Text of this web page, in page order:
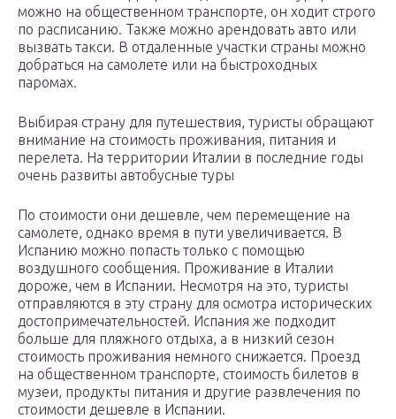
можно на общественном транспорте, он ходит строго
по расписанию. Также можно арендовать авто или
вызвать такси. В отдаленные участки страны можно
добраться на самолете или на быстроходных
паромах.
Выбирая страну для путешествия, туристы обращают
внимание на стоимость проживания, питания и
перелета. На территории Италии в последние годы
очень развиты автобусные туры
По стоимости они дешевле, чем перемещение на
самолете, однако время в пути увеличивается. В
Испанию можно попасть только с помощью
воздушного сообщения. Проживание в Италии
дороже, чем в Испании. Несмотря на это, туристы
отправляются в эту страну для осмотра исторических
достопримечательностей. Испания же подходит
больше для пляжного отдыха, а в низкий сезон
стоимость проживания немного снижается. Проезд
на общественном транспорте, стоимость билетов в
музеи, продукты питания и другие развлечения по
стоимости дешевле в Испании.